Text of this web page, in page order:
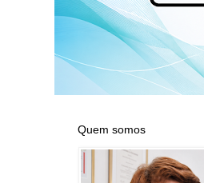
Quem somos